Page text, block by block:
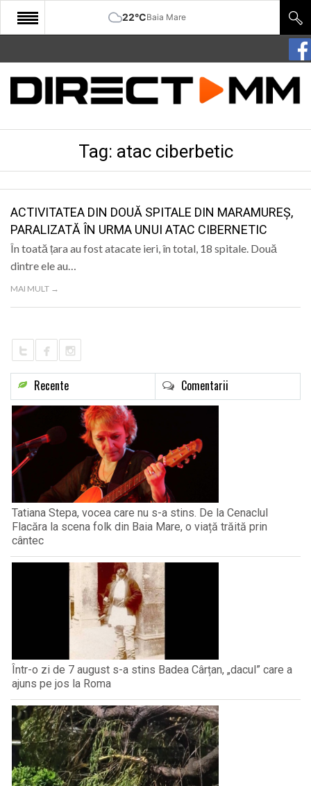
22°CBaia Mare
START
COMUNITATE
SANATATE
SPORT
SPECIAL
POLITIC
Tag: atac ciberbetic
ACTIVITATEA DIN DOUĂ SPITALE DIN MARAMUREȘ,
PARALIZATĂ ÎN URMA UNUI ATAC CIBERNETIC
În toată țara au fost atacate ieri, în total, 18 spitale. Două
dintre ele au…
MAI MULT →
Recente Comentarii
Tatiana Stepa, vocea care nu s-a stins. De la Cenaclul
Flacăra la scena folk din Baia Mare, o viață trăită prin
cântec
Într-o zi de 7 august s-a stins Badea Cârțan, „dacul” care a
ajuns pe jos la Roma